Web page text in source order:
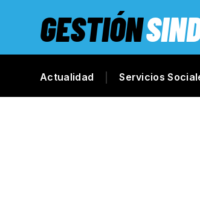
GESTIÓN
Actualidad Servicios